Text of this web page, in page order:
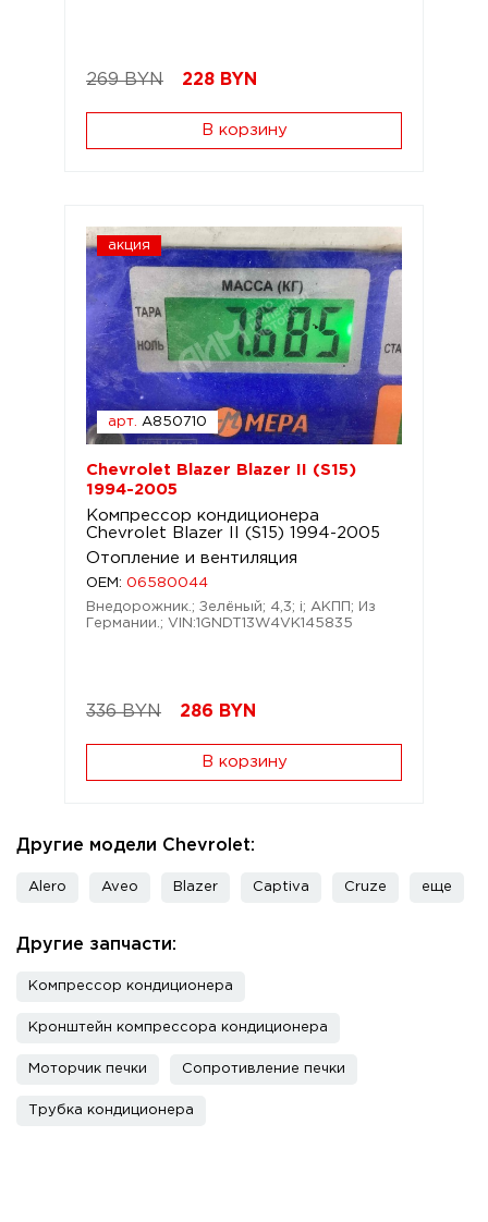
269 BYN 228 BYN
В корзину
акция
арт. A850710
Chevrolet Blazer Blazer II (S15)
1994-2005
Компрессор кондиционера
Chevrolet Blazer II (S15) 1994-2005
Отопление и вентиляция
OEM: 06580044
Внедорожник.; Зелёный; 4,3; i; АКПП; Из
Германии.; VIN:1GNDT13W4VK145835
336 BYN 286 BYN
В корзину
Другие модели Chevrolet:
Alero Aveo Blazer Captiva Cruze еще
Другие запчасти:
Компрессор кондиционера
Кронштейн компрессора кондиционера
Моторчик печки Сопротивление печки
Трубка кондиционера